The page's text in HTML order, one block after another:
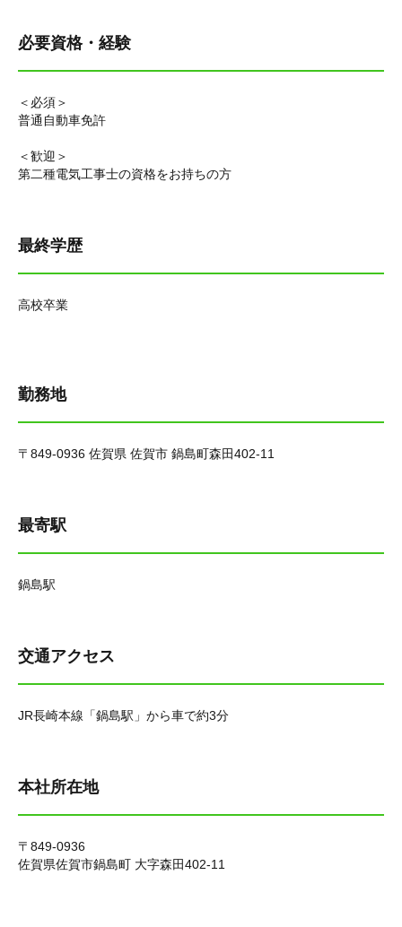
必要資格・経験
＜必須＞
普通自動車免許
＜歓迎＞
第二種電気工事士の資格をお持ちの方
最終学歴
高校卒業
勤務地
〒849-0936 佐賀県 佐賀市 鍋島町森田402-11
最寄駅
鍋島駅
交通アクセス
JR長崎本線「鍋島駅」から車で約3分
本社所在地
〒849-0936
佐賀県佐賀市鍋島町 大字森田402-11